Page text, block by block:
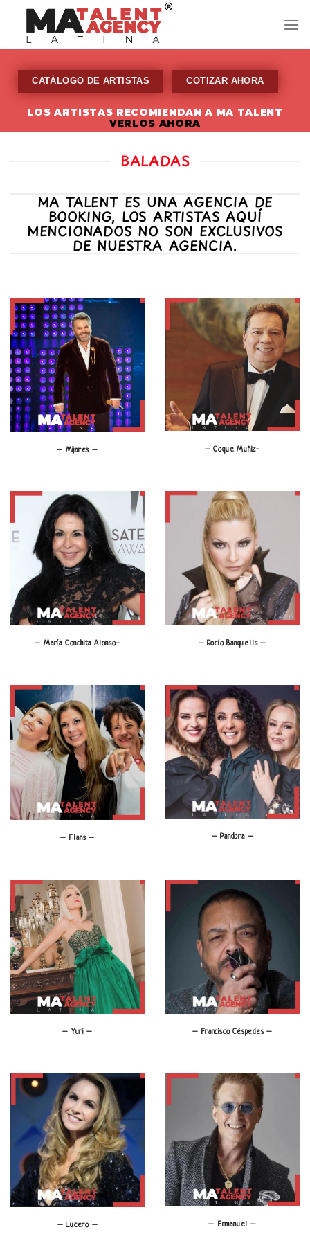
content
CATÁLOGO DE ARTISTAS COTIZAR AHORA
LOS ARTISTAS RECOMIENDAN A MA TALENT
VERLOS AHORA
BALADAS
MA TALENT ES UNA AGENCIA DE
BOOKING, LOS ARTISTAS AQUÍ
MENCIONADOS NO SON EXCLUSIVOS
DE NUESTRA AGENCIA.
– Mijares – – Coque Muñiz-
– María Conchita Alonso- – Rocío Banquells –
– Flans – – Pandora –
– Yuri – – Francisco Céspedes –
– Lucero – – Emmanuel –